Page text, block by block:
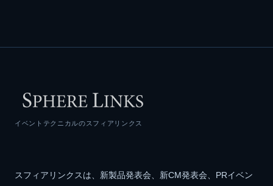
イベントテクニカルのスフィアリンクス
スフィアリンクスは、新製品発表会、新CM発表会、PRイベン